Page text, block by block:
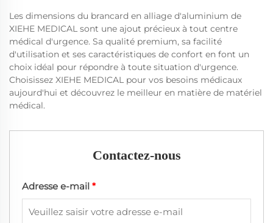
Les dimensions du brancard en alliage d'aluminium de
XIEHE MEDICAL sont une ajout précieux à tout centre
médical d'urgence. Sa qualité premium, sa facilité
d'utilisation et ses caractéristiques de confort en font un
choix idéal pour répondre à toute situation d'urgence.
Choisissez XIEHE MEDICAL pour vos besoins médicaux
aujourd'hui et découvrez le meilleur en matière de matériel
médical.
Contactez-nous
Adresse e-mail *